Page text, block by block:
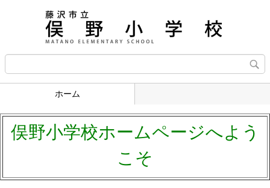
ホーム
俣野小学校ホームページへよう
こそ